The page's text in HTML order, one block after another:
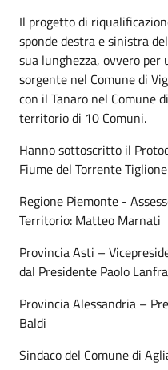
Il progetto di
sponde destra e sinistra
sua lunghezza, ovvero per
sorgente nel Comune di
con il Tanaro nel Comune
territorio di 10 Comuni.
Hanno sottoscritto il
Fiume del Torrente
Regione Piemonte -
Territorio: Matteo Marnati
Provincia Asti –
dal Presidente Paolo
Provincia Alessandria –
Baldi
Sindaco del Comune di